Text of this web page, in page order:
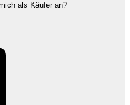
als Käufer an?